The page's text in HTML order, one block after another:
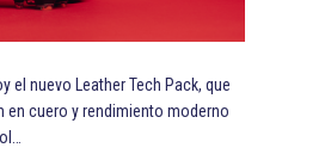
el nuevo Leather Tech Pack, que
en cuero y rendimiento moderno